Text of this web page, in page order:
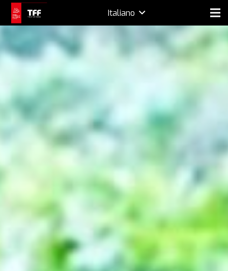
Italiano